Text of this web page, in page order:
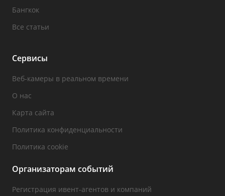
Бангкок
Все статьи
Сервисы
Веб-камеры в реальном времени
О нас
Карта сайта
Политика конфиденциальности
Политика cookie
Организаторам событий
Регистрация ивент-агентов и компаний